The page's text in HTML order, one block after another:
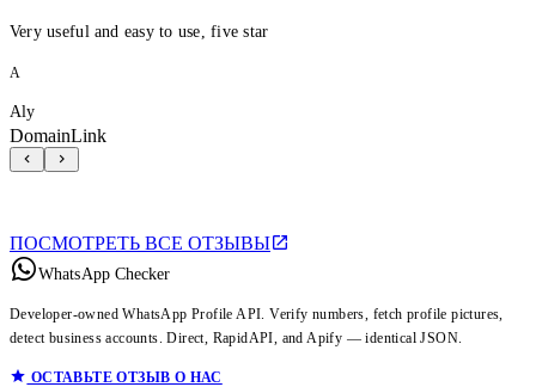
Very useful and easy to use, five star
A
Aly
DomainLink
ПОСМОТРЕТЬ ВСЕ ОТЗЫВЫ
WhatsApp Checker
Developer-owned WhatsApp Profile API. Verify numbers, fetch profile pictures,
detect business accounts. Direct, RapidAPI, and Apify — identical JSON.
ОСТАВЬТЕ ОТЗЫВ О НАС